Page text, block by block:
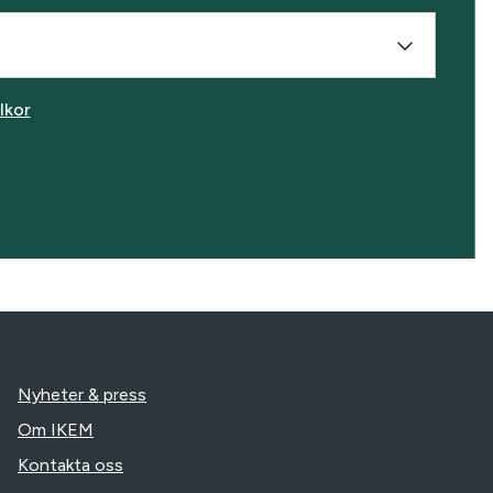
Nyheter & press
Om IKEM
Kontakta oss